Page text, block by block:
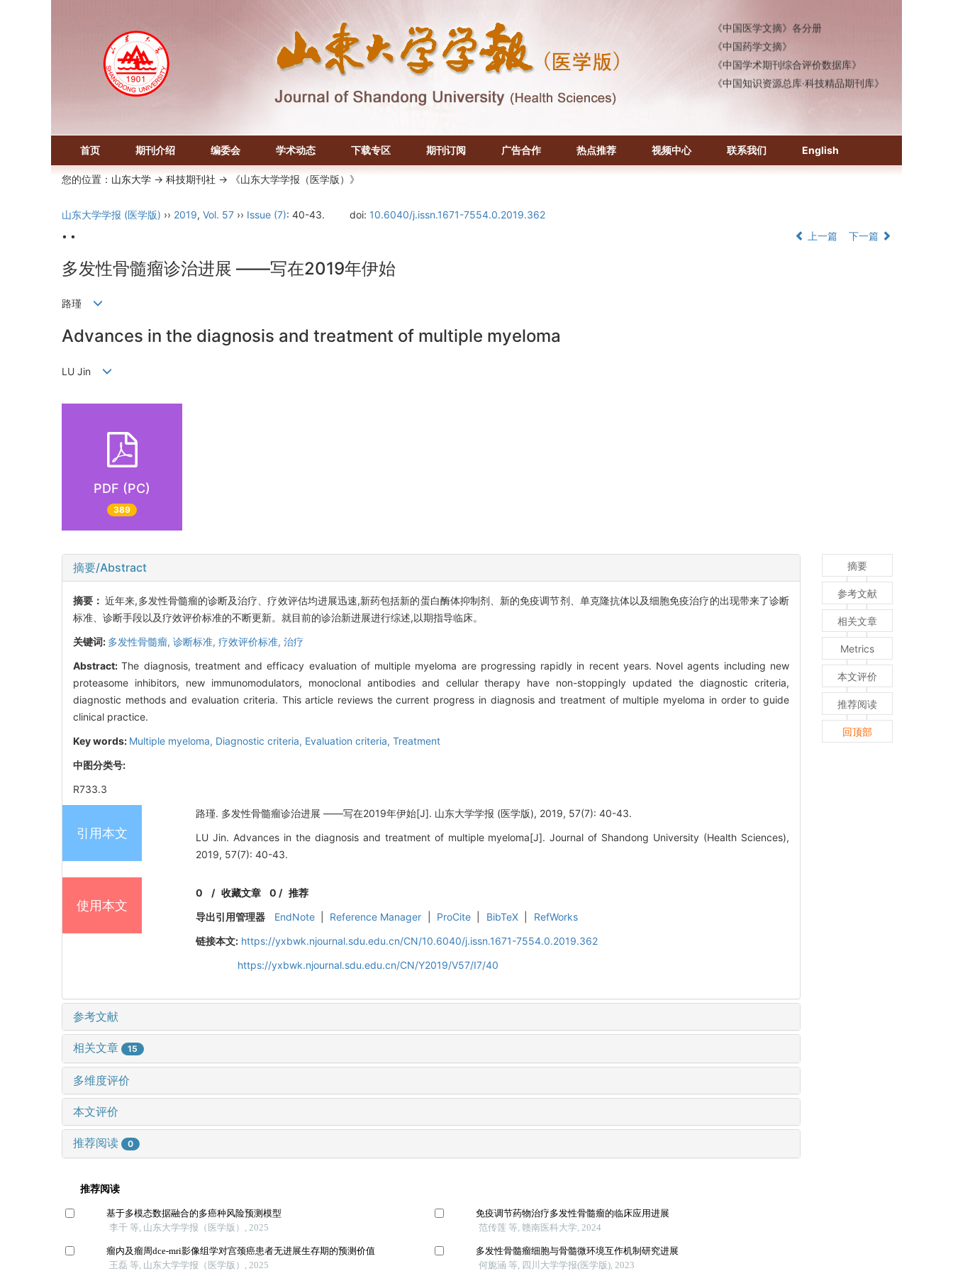
首页 期刊介绍 编委会 学术动态 下载专区 期刊订阅 广告合作 热点推荐 视频中心 联系我们 English
您的位置： 山东大学 -> 科技期刊社 -> 《山东大学学报（医学版）》
山东大学学报 (医学版) ›› 2019, Vol. 57 ›› Issue (7): 40-43. doi: 10.6040/j.issn.1671-7554.0.2019.362
• •
上一篇 下一篇
多发性骨髓瘤诊治进展 ——写在2019年伊始
路瑾
Advances in the diagnosis and treatment of multiple myeloma
LU Jin
PDF (PC)
389
摘要/Abstract
摘要：近年来,多发性骨髓瘤的诊断及治疗、疗效评估均进展迅速,新药包括新的蛋白酶体抑制剂、新的免疫调节剂、单克隆抗体以及细胞免疫治疗的出现带来了诊断
标准、诊断手段以及疗效评价标准的不断更新。就目前的诊治新进展进行综述,以期指导临床。
关键词: 多发性骨髓瘤, 诊断标准, 疗效评价标准, 治疗
Abstract:The diagnosis, treatment and efficacy evaluation of multiple myeloma are progressing rapidly in recent years. Novel agents including new
proteasome inhibitors, new immunomodulators, monoclonal antibodies and cellular therapy have non-stoppingly updated the diagnostic criteria,
diagnostic methods and evaluation criteria. This article reviews the current progress in diagnosis and treatment of multiple myeloma in order to guide
clinical practice.
Key words: Multiple myeloma, Diagnostic criteria, Evaluation criteria, Treatment
中图分类号:
R733.3
引用本文
路瑾. 多发性骨髓瘤诊治进展 ——写在2019年伊始[J]. 山东大学学报 (医学版), 2019, 57(7): 40-43.
LU Jin. Advances in the diagnosis and treatment of multiple myeloma[J]. Journal of Shandong University (Health Sciences),
2019, 57(7): 40-43.
使用本文
0 /收藏文章 0 / 推荐
导出引用管理器
EndNote Reference Manager ProCite BibTeX
RefWorks
链接本文: https://yxbwk.njournal.sdu.edu.cn/CN/10.6040/j.issn.1671-7554.0.2019.362
https://yxbwk.njournal.sdu.edu.cn/CN/Y2019/V57/I7/40
参考文献
相关文章 15
多维度评价
本文评价
推荐阅读 0
摘要
参考文献
相关文章
Metrics
本文评价
推荐阅读
回顶部